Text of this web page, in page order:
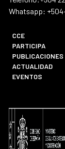
Whatsapp:
CCE
PARTICIPA
PUBLICACIONES
ACTUALIDAD
EVENTOS